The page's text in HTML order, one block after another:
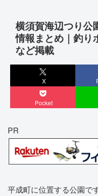
横須賀海辺つり公
情報まとめ｜釣り
など掲載
X
Pocket
PR
平成町に位置する公園で